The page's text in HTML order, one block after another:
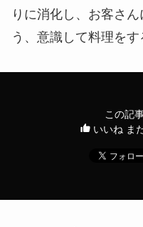
りに消化し、お客さ
う、意識して料理をす
この記
いいね ま